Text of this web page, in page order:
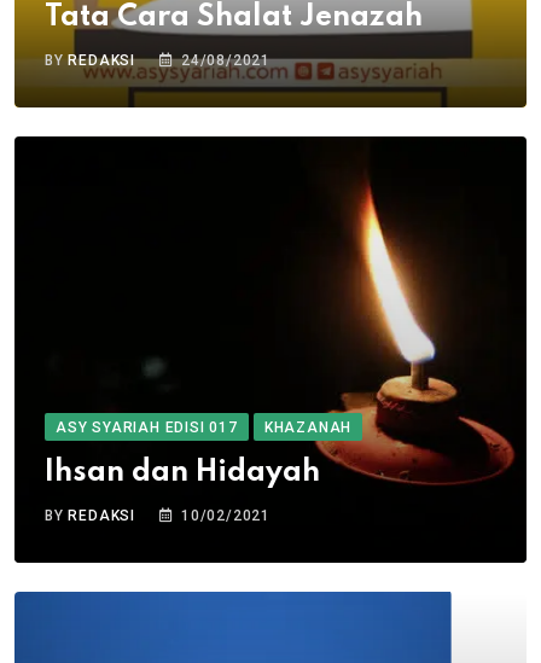
Tata Cara Shalat Jenazah
BYREDAKSI 24/08/2021
ASY SYARIAH EDISI 017 KHAZANAH
Ihsan dan Hidayah
BY REDAKSI 10/02/2021